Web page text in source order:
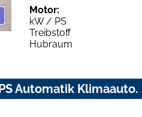
Motor:
kW / PS
Treibstoff
Hubraum
Automatik Klimaauto.